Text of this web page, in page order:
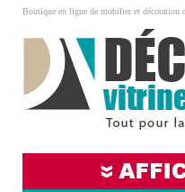
Boutique en ligne de mobilier et décoration